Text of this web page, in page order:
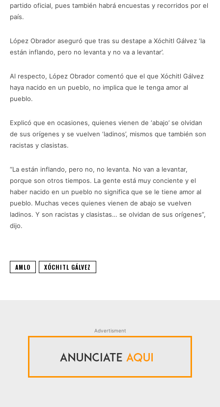
partido oficial, pues también habrá encuestas y recorridos por el
país.
López Obrador aseguró que tras su destape a Xóchitl Gálvez ‘la
están inflando, pero no levanta y no va a levantar’.
Al respecto, López Obrador comentó que el que Xóchitl Gálvez
haya nacido en un pueblo, no implica que le tenga amor al
pueblo.
Explicó que en ocasiones, quienes vienen de ‘abajo’ se olvidan
de sus orígenes y se vuelven ‘ladinos’, mismos que también son
racistas y clasistas.
“La están inflando, pero no, no levanta. No van a levantar,
porque son otros tiempos. La gente está muy conciente y el
haber nacido en un pueblo no significa que se le tiene amor al
pueblo. Muchas veces quienes vienen de abajo se vuelven
ladinos. Y son racistas y clasistas… se olvidan de sus orígenes”,
dijo.
AMLO XÓCHITL GÁLVEZ
Advertisment